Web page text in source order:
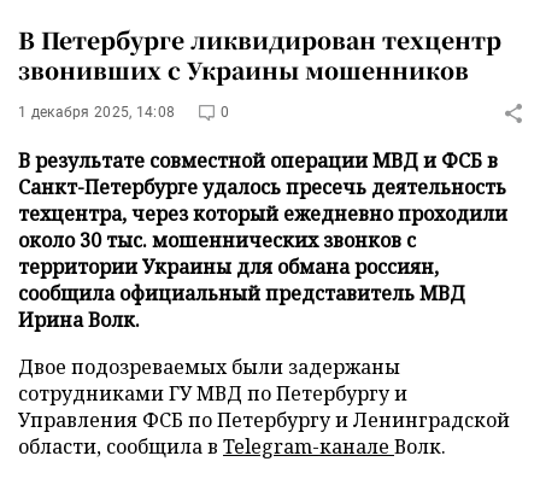
В Петербурге ликвидирован техцентр
звонивших с Украины мошенников
1 декабря 2025, 14:08 0
В результате совместной операции МВД и ФСБ в
Санкт-Петербурге удалось пресечь деятельность
техцентра, через который ежедневно проходили
около 30 тыс. мошеннических звонков с
территории Украины для обмана россиян,
сообщила официальный представитель МВД
Ирина Волк.
Двое подозреваемых были задержаны
сотрудниками ГУ МВД по Петербургу и
Управления ФСБ по Петербургу и Ленинградской
области, сообщила в Telegram-канале Волк.